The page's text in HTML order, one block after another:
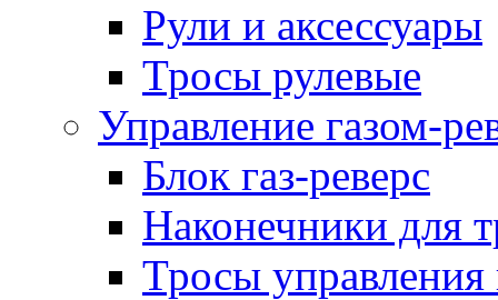
Рули и аксессуары
Тросы рулевые
Управление газом-
Блок газ-реверс
Наконечники для
Тросы управления